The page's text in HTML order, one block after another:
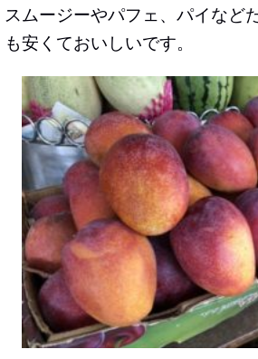
スムージーやパフェ、パイなど
も安くておいしいです。